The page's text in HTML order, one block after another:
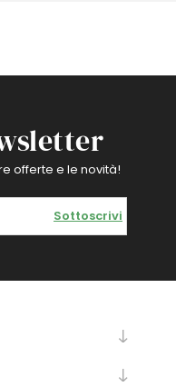
offerte e le novità!
Sottoscrivi